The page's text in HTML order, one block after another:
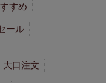
すめ
ール
大口注文